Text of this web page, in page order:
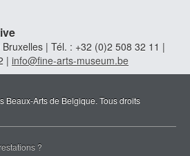
| Tél. : +32 (0)2 508 32 11 |
| info@fine-arts-museum.be
Beaux-Arts de Belgique. Tous droits
?